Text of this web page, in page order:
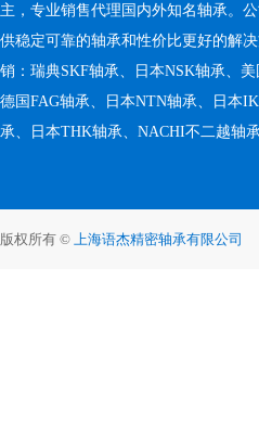
主，专业销售代理国内外知名轴承。
供稳定可靠的轴承和性价比更好的解
销：瑞典SKF轴承、日本NSK轴承、美
德国FAG轴承、日本NTN轴承、日本
承、日本THK轴承、NACHI不二越轴承
版权所有 © 上海语杰精密轴承有限公司